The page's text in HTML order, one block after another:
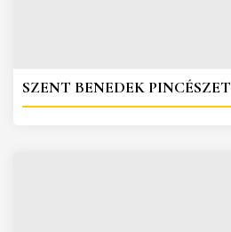
SZENT BENEDEK PINCÉSZET